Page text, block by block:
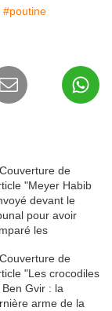
#poutine